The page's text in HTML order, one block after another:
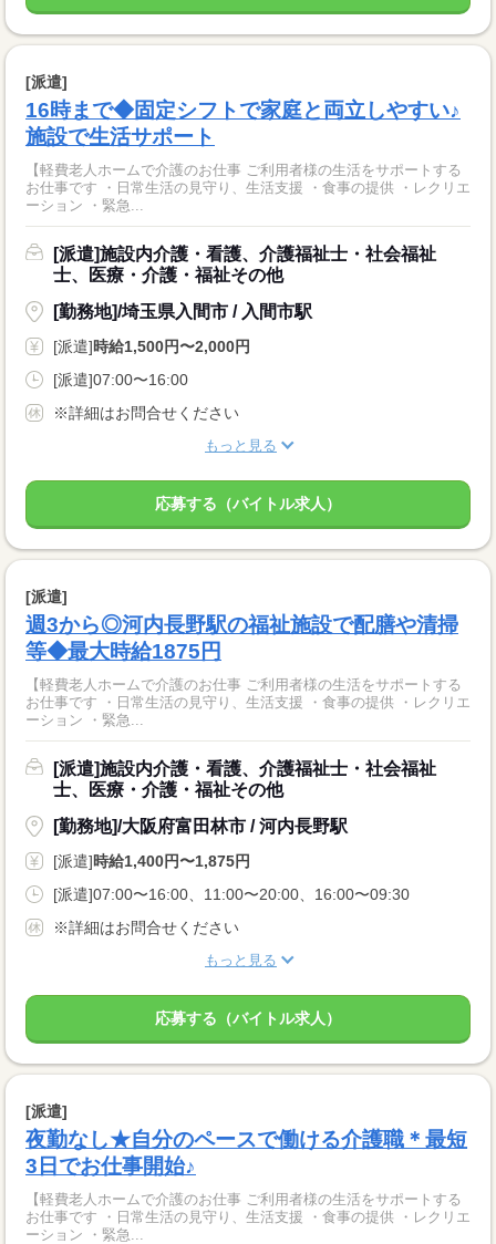
[派遣]
16時まで◆固定シフトで家庭と両立しやすい♪
施設で生活サポート
【軽費老人ホームで介護のお仕事 ご利用者様の生活をサポートする
お仕事です ・日常生活の見守り、生活支援 ・食事の提供 ・レクリエ
ーション ・緊急...
[派遣]施設内介護・看護、介護福祉士・社会福祉
士、医療・介護・福祉その他
[勤務地]/埼玉県入間市 / 入間市駅
[派遣]時給1,500円〜2,000円
[派遣]07:00〜16:00
※詳細はお問合せください
もっと見る
応募する（バイトル求人）
[派遣]
週3から◎河内長野駅の福祉施設で配膳や清掃
等◆最大時給1875円
【軽費老人ホームで介護のお仕事 ご利用者様の生活をサポートする
お仕事です ・日常生活の見守り、生活支援 ・食事の提供 ・レクリエ
ーション ・緊急...
[派遣]施設内介護・看護、介護福祉士・社会福祉
士、医療・介護・福祉その他
[勤務地]/大阪府富田林市 / 河内長野駅
[派遣]時給1,400円〜1,875円
[派遣]07:00〜16:00、11:00〜20:00、16:00〜09:30
※詳細はお問合せください
もっと見る
応募する（バイトル求人）
[派遣]
夜勤なし★自分のペースで働ける介護職＊最短
3日でお仕事開始♪
【軽費老人ホームで介護のお仕事 ご利用者様の生活をサポートする
お仕事です ・日常生活の見守り、生活支援 ・食事の提供 ・レクリエ
ーション ・緊急...